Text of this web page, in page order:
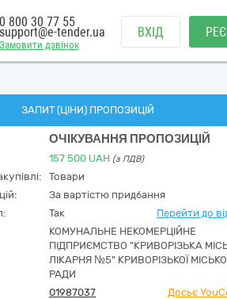
Замовити дзвінок
0 800 30 77 55
support@e-tender.ua ВХІД
ЗАПИТ (ЦІНИ) ПРОПОЗИЦІЙ
ОЧІКУВАННЯ ПРОПОЗИЦІЙ
157 500 UAH (з ПДВ)
Товари
За вартістю придбання
Так Перейти до
КОМУНАЛЬНЕ НЕКОМЕРЦІЙНЕ
ПІДПРИЄМСТВО "КРИВОРІЗЬКА
ЛІКАРНЯ №5" КРИВОРІЗЬКОЇ
РАДИ
01987037
Досьє